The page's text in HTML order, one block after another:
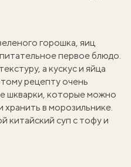
горошка, яиц
первое блюдо.
а кускус и яйца
рецепту очень
шкварки, которые можно
хранить в морозильнике.
китайский суп с тофу и